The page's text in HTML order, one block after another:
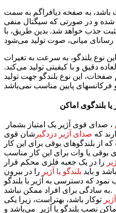
باشد، به صفحه دیافراگم به سمت
شده و در صورتی که سیگنال منفی
جذب خواهد شد. بدین طریق، با
نوع بلندگو، به سرعت به تغیرات
دقیق و با کیفیتی تولید می‌کند.
این نوع بلندگو جهت تولید
فرکانسهای پایین مناسب نمی‌باشد
بلندگوی اماکن
، صدای قوی آژیر یک امتیاز بشمار
که صدای آژیر دزدگیر شان قوی
از بلندگوهای بوقی برای این کار
بوقی یا وات برای این کار مناسب
را در یک جعبه فلزی محکم قرار
و باید بلندگو یا آژیر را در بیرون
که دسترسی به آژیر یا بلندگو
به سادگی برای افراد ممکن نباشد.
توکار باشد، بهتراست، زیرا یکی
نصب بلندگو یا آژیر می‌باشد و